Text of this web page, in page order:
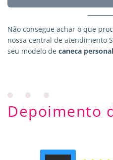
Não consegue achar o que
nossa central de atendimento
seu modelo de caneca
Depoimento